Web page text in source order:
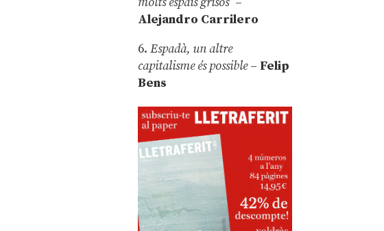
Alejandro Carrilero
6.Espadà, un altre
capitalisme és possible – Felip
Bens